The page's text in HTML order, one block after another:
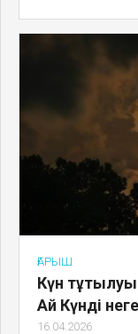
ҒАРЫШ
Күн тұтылуы
Ай Күнді
16.04.2026